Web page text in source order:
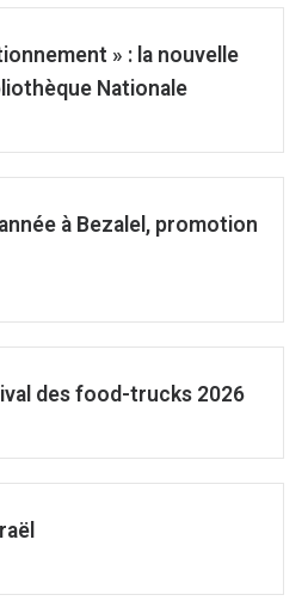
» : la nouvelle
Nationale
à Bezalel, promotion
des food-trucks 2026